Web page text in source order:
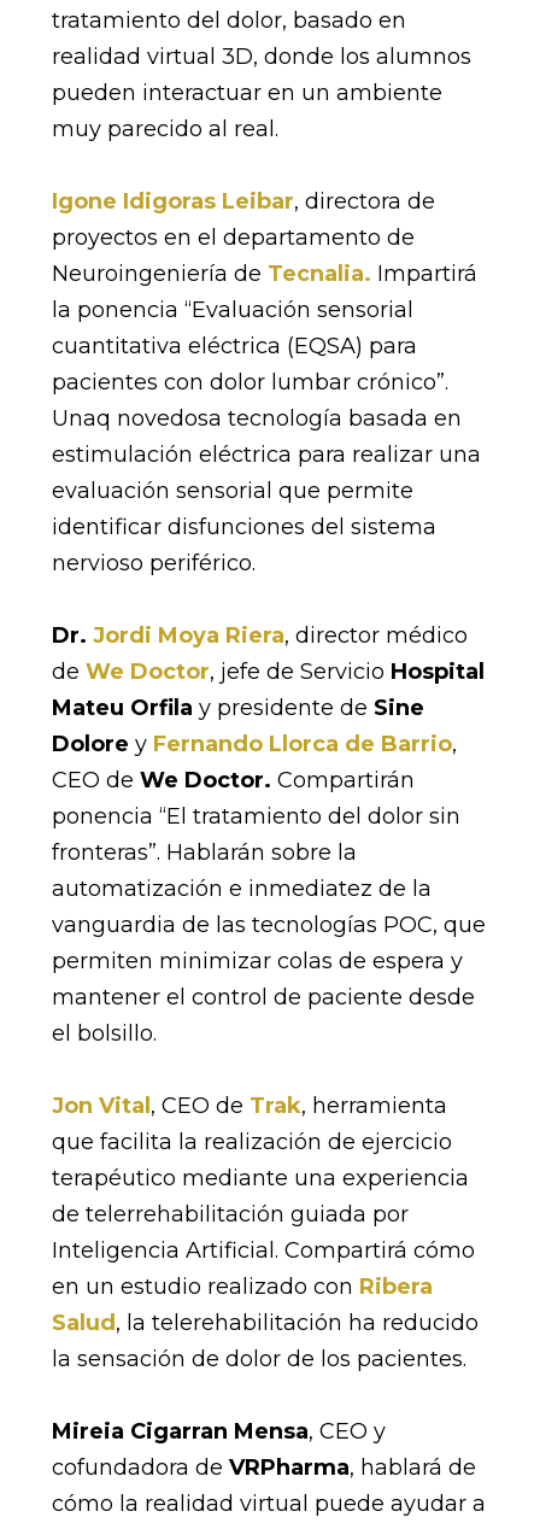
tratamiento del dolor, basado en
realidad virtual 3D, donde los alumnos
pueden interactuar en un ambiente
muy parecido al real.
Igone Idigoras Leibar, directora de
proyectos en el departamento de
Neuroingeniería de Tecnalia. Impartirá
la ponencia “Evaluación sensorial
cuantitativa eléctrica (EQSA) para
pacientes con dolor lumbar crónico”.
Unaq novedosa tecnología basada en
estimulación eléctrica para realizar una
evaluación sensorial que permite
identificar disfunciones del sistema
nervioso periférico.
Dr. Jordi Moya Riera, director médico
de We Doctor, jefe de Servicio Hospital
Mateu Orfila y presidente de Sine
Dolore y Fernando Llorca de Barrio,
CEO de We Doctor. Compartirán
ponencia “El tratamiento del dolor sin
fronteras”. Hablarán sobre la
automatización e inmediatez de la
vanguardia de las tecnologías POC, que
permiten minimizar colas de espera y
mantener el control de paciente desde
el bolsillo.
Jon Vital , CEO de Trak, herramienta
que facilita la realización de ejercicio
terapéutico mediante una experiencia
de telerrehabilitación guiada por
Inteligencia Artificial. Compartirá cómo
en un estudio realizado con Ribera
Salud , la telerehabilitación ha reducido
la sensación de dolor de los pacientes.
Mireia Cigarran Mensa, CEO y
cofundadora de VRPharma, hablará de
cómo la realidad virtual puede ayudar a